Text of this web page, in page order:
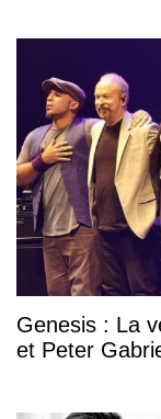
Genesis : La
et Peter